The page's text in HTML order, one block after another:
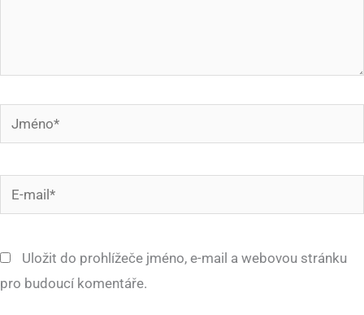
Jméno*
mail*
Uložit do prohlížeče jméno, e-mail a webovou stránku
pro budoucí komentáře.